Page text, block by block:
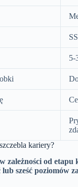
5-
kariery?
zależności od etapu
sześć poziomów